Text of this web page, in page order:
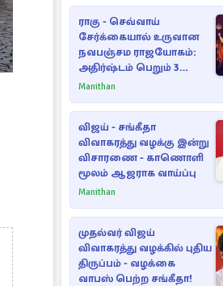
ராகு - செவ்வாய்
சேர்க்கையால் உருவான
நவபஞ்சம ராஜயோகம்:
அதிர்ஷ்டம் பெறும் 3
ராசிகள்!
Manithan
விஜய் - சங்கீதா
விவாகரத்து வழக்கு இன்று
விசாரணை - காணொளி
மூலம் ஆஜராக வாய்ப்பு
Manithan
முதல்வர் விஜய்
விவாகரத்து வழக்கில் புதிய
திருப்பம் - வழக்கை
வாபஸ் பெற்ற சங்கீதா!